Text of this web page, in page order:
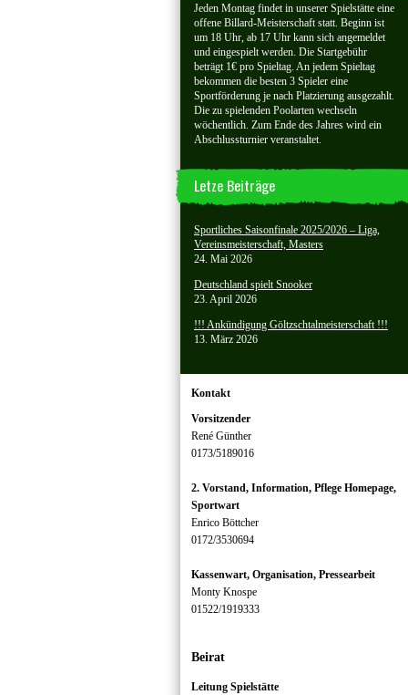
Jeden Montag findet in unserer Spielstätte eine
offene Billard-Meisterschaft statt. Beginn ist
um 18 Uhr, ab 17 Uhr kann sich angemeldet
und eingespielt werden. Die Startgebühr
beträgt 1€ pro Spieltag. An jedem Spieltag
bekommen die besten 3 Spieler eine
Sportförderung je nach Platzierung ausgezahlt.
Die zu spielenden Poolarten wechseln
wöchentlich. Zum Ende des Jahres wird ein
Abschlussturnier veranstaltet.
Letze Beiträge
Sportliches Saisonfinale 2025/2026 – Liga,
Vereinsmeisterschaft, Masters
24. Mai 2026
Deutschland spielt Snooker
23. April 2026
!!! Ankündigung Göltzschtalmeisterschaft !!!
13. März 2026
Kontakt
Vorsitzender
René Günther
0173/5189016
2. Vorstand, Information, Pflege Homepage,
Sportwart
Enrico Böttcher
0172/3530694
Kassenwart, Organisation, Pressearbeit
Monty Knospe
01522/1919333
Beirat
Leitung Spielstätte